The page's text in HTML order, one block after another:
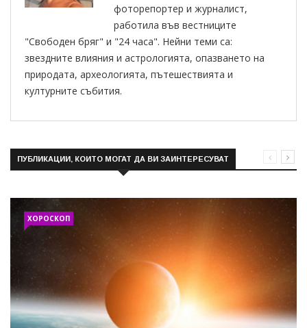
фоторепортер и журналист,
работила във вестниците
"Свободен бряг" и "24 часа". Нейни теми са:
звездните влияния и астрологията, опазването на
природата, археологията, пътешествията и
културните събития.
ПУБЛИКАЦИИ, КОИТО МОГАТ ДА ВИ ЗАИНТЕРЕСУВАТ
ХОРОСКОП